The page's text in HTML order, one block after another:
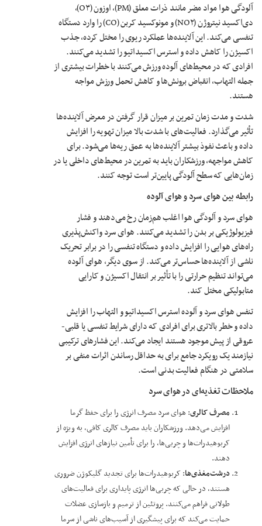
آلودگی هوا مواد مضر مانند ذرات معلق (PM)، اوزون (O۳)،
دی‌اکسید نیتروژن (NO۲) و مونوکسید کربن (CO) را وارد دستگاه
تنفسی می‌کند. این آلاینده‌ها عملکرد ریوی را مختل کرده، جذب
اکسیژن را کاهش داده و استرس اکسیداتیو را تشدید می‌کنند.
افرادی که در محیط‌های آلوده ورزش می‌کنند با خطرات بیشتری از
جمله التهاب، انقباض برونش‌ها و کاهش تحمل ورزش مواجه
هستند.
شدت و مدت زمان تمرین بر میزان قرار گرفتن در معرض آلاینده‌ها
تأثیر می‌گذارد. فعالیت‌های با شدت بالا میزان تهویه را افزایش
داده و باعث نفوذ بیشتر آلاینده‌ها به عمق ریه‌ها می‌شود. برای
کاهش مواجهه، ورزشکاران باید به تمرین در محیط‌های داخلی یا در
زمان‌هایی که سطح آلودگی پایین‌تر است توجه کنند.
رابطه بین هوای سرد و هوای آلوده
هوای سرد و آلودگی هوا اغلب هم‌زمان رخ می‌دهند و فشار
فیزیولوژیکی بر بدن را تشدید می‌کنند. هوای سرد واکنش‌پذیری
راه‌های هوایی را افزایش داده و دستگاه تنفسی را در برابر تحریک
ناشی از آلاینده‌ها حساس‌تر می‌کند. از سوی دیگر، هوای آلوده
می‌تواند تنظیم حرارتی را با تأثیر بر انتقال اکسیژن و کارایی
متابولیکی مختل کند.
تنفس هوای سرد و آلوده استرس اکسیداتیو و التهاب را افزایش
داده و خطر بالاتری برای افرادی که دارای شرایط تنفسی یا قلبی-
عروقی از پیش موجود هستند ایجاد می‌کند. این فشارهای ترکیبی
نیازمند یک رویکرد جامع برای به حداقل رساندن اثرات منفی بر
سلامتی در هنگام فعالیت بدنی است.
ملاحظات تغذیه‌ای در هوای سرد
مصرف کالری: هوای سرد مصرف انرژی را برای حفظ گرما
افزایش می‌دهد. ورزشکاران باید مصرف کالری کافی، به ویژه از
کربوهیدرات‌ها و چربی‌ها، را برای تأمین نیازهای انرژی افزایش
دهند.
درشت‌مغذی‌ها: کربوهیدرات‌ها برای تجدید گلیکوژن ضروری
هستند، در حالی که چربی‌ها انرژی پایداری برای فعالیت‌های
طولانی فراهم می‌کنند. پروتئین از ترمیم و بازسازی عضلات
حمایت می‌کند که برای پیشگیری از آسیب‌های ناشی از سرما